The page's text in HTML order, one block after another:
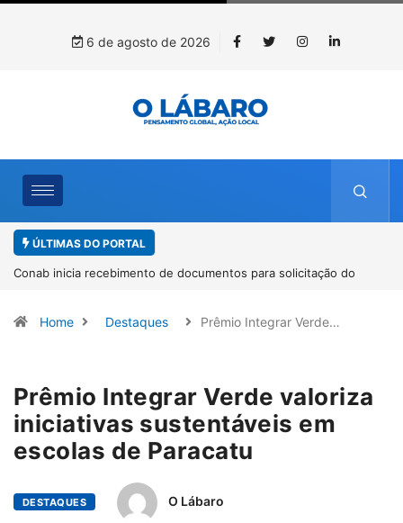
6 de agosto de 2026
ÚLTIMAS DO PORTAL
Workshop internacional debate futuro da piscicultura com
Home Destaques Prêmio Integrar Verde…
Prêmio Integrar Verde valoriza
iniciativas sustentáveis em
escolas de Paracatu
DESTAQUES O Lábaro